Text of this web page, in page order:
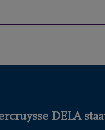
DELA